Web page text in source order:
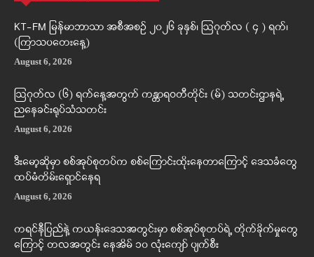
KT-FM မြန်မာဘာသာ အစီအစဉ် ၂၀၂၆ ခုနှစ်၊ ဩဂုတ်လ ( ၄ ) ရက်၊
(ကြာသပတေးနေ့)
August 6, 2026
ဩဂုတ်လ (၆) ရက်နေ့အတွက် ကန္တာရဝတီတိုင်း (မ်) သတင်းဌာနရဲ့
ညနေခင်းရုပ်သံသတင်း
August 6, 2026
ဒီးမော့ဆိုမှာ စစ်အုပ်စုတပ်က စစ်ကြောင်းထိုးနေတာကြောင့် ဒေသခံတွေ
ထပ်မံတိမ်းရှောင်နေရ
August 6, 2026
ကရင်နီပြည်နဲ့ ကယန်းဒေသအတွင်းမှာ စစ်အုပ်စုတပ်ရဲ့ တိုက်ခိုက်မှုတွေ
ကြောင့် တလအတွင်း နေအိမ် ၁၀ လုံးကျော် ပျက်စီး